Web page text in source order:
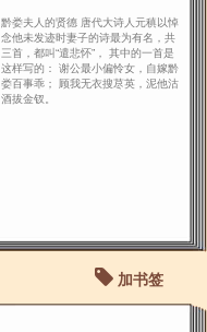
黔娄夫人的贤德 唐代大诗人元稹以悼
念他未发迹时妻子的诗最为有名，共
三首，都叫“遣悲怀”， 其中的一首是
这样写的： 谢公最小偏怜女，自嫁黔
娄百事乖； 顾我无衣搜荩英，泥他沽
酒拔金钗。
加书签